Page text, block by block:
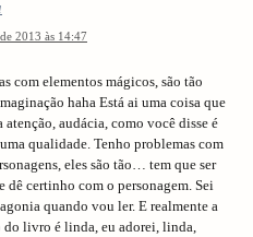
2013 às 14:47
com elementos mágicos, são tão
haha Está ai uma coisa que
atenção, audácia, como você disse é
qualidade. Tenho problemas com
eles são tão… tem que ser
dê certinho com o personagem. Sei
quando vou ler. E realmente a
do livro é linda, eu adorei, linda,